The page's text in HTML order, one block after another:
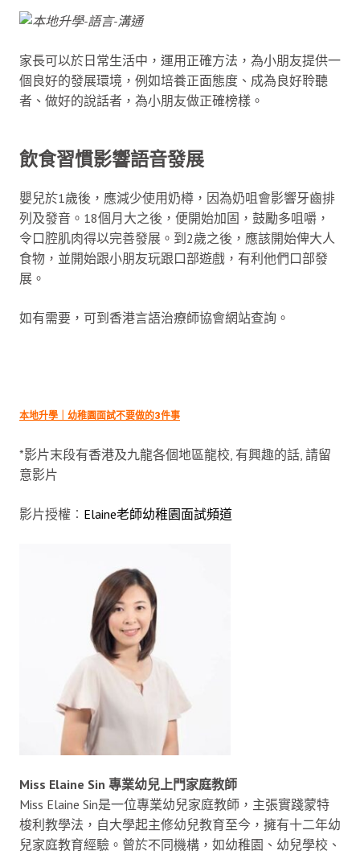
家長可以於日常生活中，運用正確方法，為小朋友提供一
個良好的發展環境，例如培養正面態度、成為良好聆聽
者、做好的說話者，為小朋友做正確榜樣。
飲食習慣影響語音發展
嬰兒於1歲後，應減少使用奶樽，因為奶咀會影響牙齒排
列及發音。18個月大之後，便開始加固，鼓勵多咀嚼，
令口腔肌肉得以完善發展。到2歲之後，應該開始俾大人
食物，並開始跟小朋友玩跟口部遊戲，有利他們口部發
展。
如有需要，可到香港言語治療師協會網站查詢。
本地升學｜幼稚園面試不要做的3件事
*影片末段有香港及九龍各個地區龍校, 有興趣的話, 請留
意影片
影片授權︰ Elaine老師幼稚園面試頻道
Miss Elaine Sin 專業幼兒上門家庭教師
Miss Elaine Sin是一位專業幼兒家庭教師，主張實踐蒙特
梭利教學法，自大學起主修幼兒教育至今，擁有十二年幼
兒家庭教育經驗。曾於不同機構，如幼稚園、幼兒學校、